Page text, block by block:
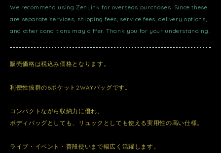
We recommend using ZenLink for overseas purchases. Since these
are separate services, shipping fees, service fees, delivery options,
and other conditions may differ. Thank you for your understanding.
販売価格は税込み価格となります。
利便性抜群の6ポケット2WAYバッグです。
コンパクトながら収納力に優れ、
ボディバッグとしても、リュックとしても使える実用性の高い仕様。
ライブ・イベント・普段使いまで幅広く活躍します。